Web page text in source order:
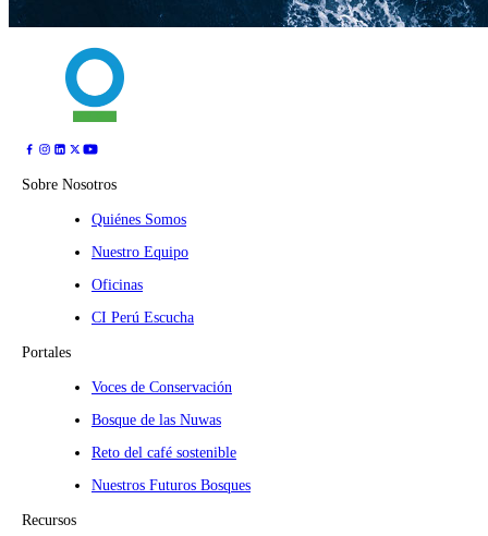
Sobre Nosotros
Quiénes Somos
Nuestro Equipo
Oficinas
CI Perú Escucha
Portales
Voces de Conservación
Bosque de las Nuwas
Reto del café sostenible
Nuestros Futuros Bosques
Recursos